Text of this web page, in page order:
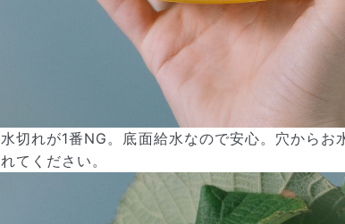
水切れが1番NG。底面給水なので安心。穴からお
れてください。